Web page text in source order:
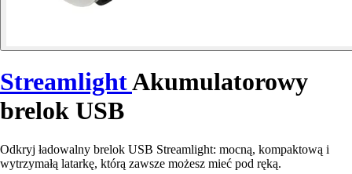
StreamlightAkumulatorowy
brelok USB
Odkryj ładowalny brelok USB Streamlight: mocną, kompaktową i
wytrzymałą latarkę, którą zawsze możesz mieć pod ręką.